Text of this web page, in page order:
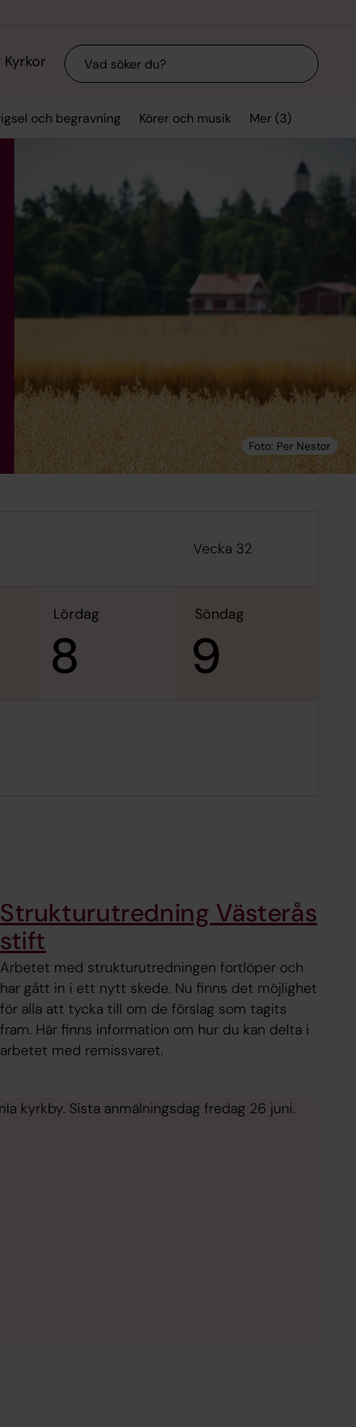
Kyrkor Sök
och begravning Körer och musik Mer (3)
Vecka 32
lördag
8
söndag
9
Strukturutredning Västerås
stift
Arbetet med strukturutredningen fortlöper och
har gått in i ett nytt skede. Nu finns det möjlighet
för alla att tycka till om de förslag som tagits
fram. Här finns information om hur du kan delta i
arbetet med remissvaret.
kyrkby. Sista anmälningsdag fredag 26 juni.